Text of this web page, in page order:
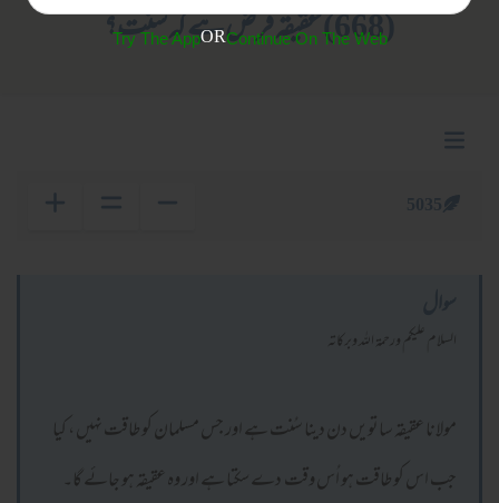
(668) عقیقہ فرض ہے کہ سنت؟
السلام عليكم ورحمة الله وبركاته
مولانا عقیقہ ساتویں دن دینا سُنت ہے اور جس مسلمان کو طاقت نہیں ، کیا
جب اس کو طاقت ہو اُس وقت دے سکتا ہے اور وہ عقیقہ ہو جائے گا۔
Try The AppORContinue On The Web